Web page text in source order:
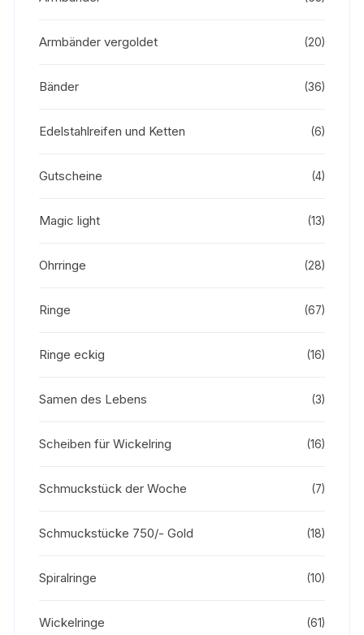
Armbänder vergoldet (20)
Bänder (36)
Edelstahlreifen und Ketten (6)
Gutscheine (4)
Magic light (13)
Ohrringe (28)
Ringe (67)
Ringe eckig (16)
Samen des Lebens (3)
Scheiben für Wickelring (16)
Schmuckstück der Woche (7)
Schmuckstücke 750/- Gold (18)
Spiralringe (10)
Wickelringe (61)